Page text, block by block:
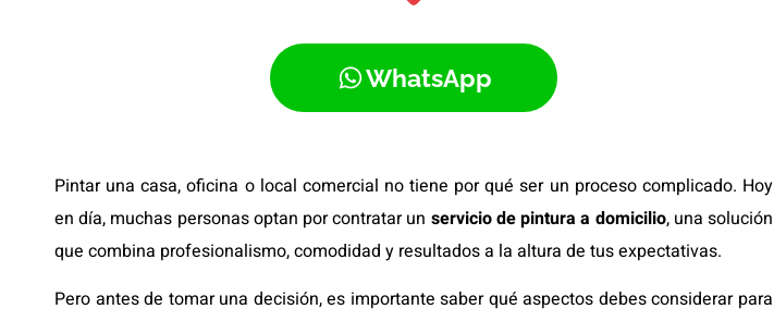
WhatsApp
Pintar una casa, oficina o local comercial no tiene por qué ser un proceso complicado. Hoy
en día, muchas personas optan por contratar un servicio de pintura a domicilio, una solución
que combina profesionalismo, comodidad y resultados a la altura de tus expectativas.
Pero antes de tomar una decisión, es importante saber qué aspectos debes considerar para